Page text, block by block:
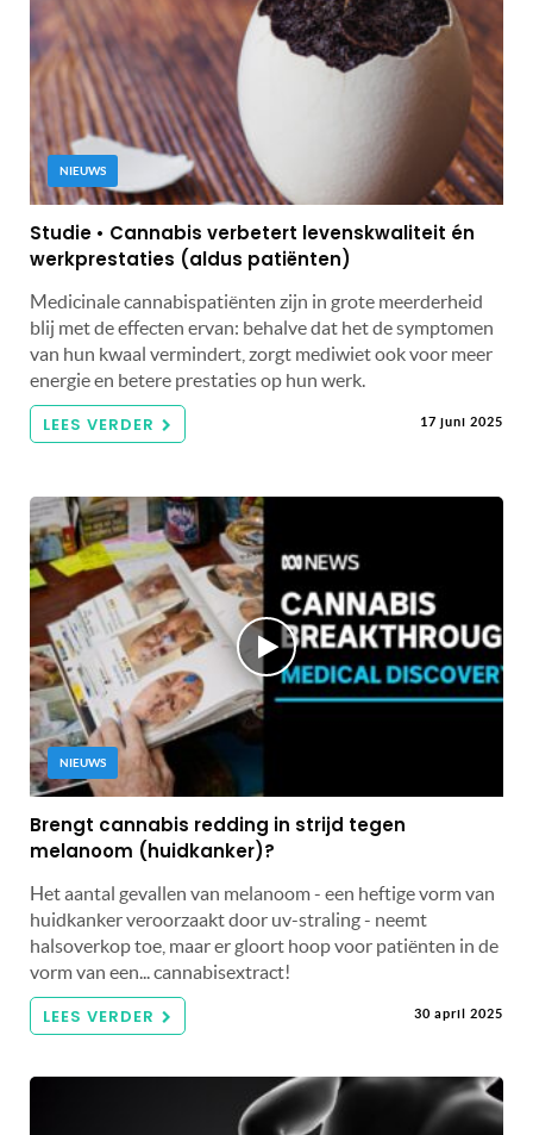
NIEUWS
Studie • Cannabis verbetert levenskwaliteit én
werkprestaties (aldus patiënten)
Medicinale cannabispatiënten zijn in grote meerderheid
blij met de effecten ervan: behalve dat het de symptomen
van hun kwaal vermindert, zorgt mediwiet ook voor meer
energie en betere prestaties op hun werk.
LEES VERDER 17 juni 2025
NIEUWS
Brengt cannabis redding in strijd tegen
melanoom (huidkanker)?
Het aantal gevallen van melanoom - een heftige vorm van
huidkanker veroorzaakt door uv-straling - neemt
halsoverkop toe, maar er gloort hoop voor patiënten in de
vorm van een... cannabisextract!
LEES VERDER 30 april 2025